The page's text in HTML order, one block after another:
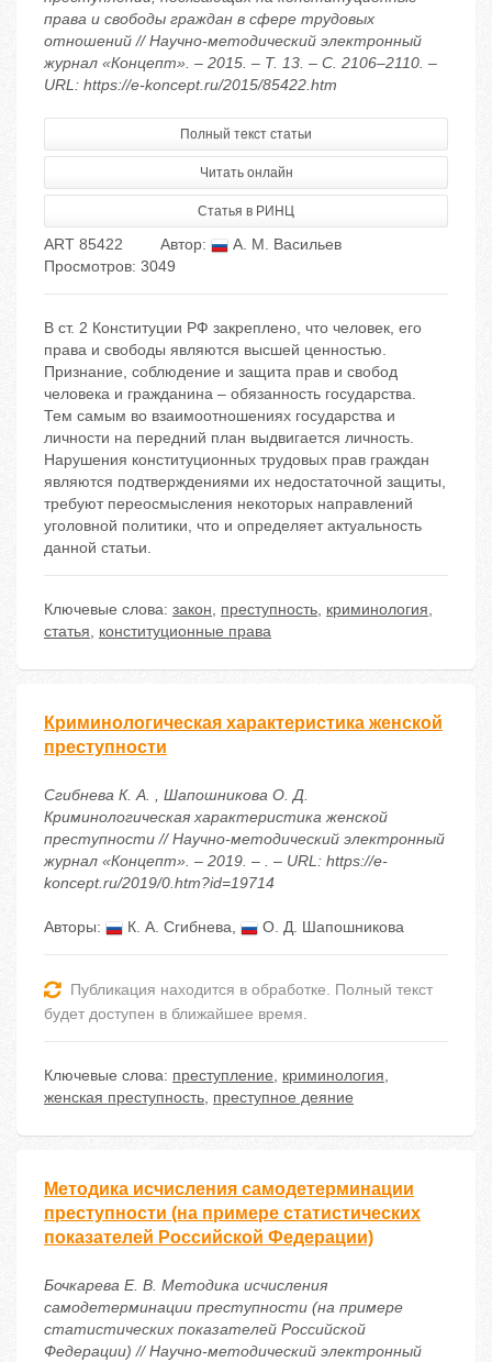
права и свободы граждан в сфере трудовых
отношений // Научно-методический электронный
журнал «Концепт». – 2015. – Т. 13. – С. 2106–2110. –
URL: https://e-koncept.ru/2015/85422.htm
Полный текст статьи
Читать онлайн
Статья в РИНЦ
ART 85422 Автор:
А. М. Васильев
Просмотров: 3049
В ст. 2 Конституции РФ закреплено, что человек, его
права и свободы являются высшей ценностью.
Признание, соблюдение и защита прав и свобод
человека и гражданина – обязанность государства.
Тем самым во взаимоотношениях государства и
личности на передний план выдвигается личность.
Нарушения конституционных трудовых прав граждан
являются подтверждениями их недостаточной защиты,
требуют переосмысления некоторых направлений
уголовной политики, что и определяет актуальность
данной статьи.
Ключевые слова: закон, преступность, криминология,
статья, конституционные права
Криминологическая характеристика женской
преступности
Сгибнева К. А. , Шапошникова О. Д.
Криминологическая характеристика женской
преступности // Научно-методический электронный
журнал «Концепт». – 2019. – . – URL: https://e-
koncept.ru/2019/0.htm?id=19714
Авторы: К. А. Сгибнева, О. Д. Шапошникова
Публикация находится в обработке. Полный текст
будет доступен в ближайшее время.
Ключевые слова: преступление криминология
женская преступность преступное деяние
Методика исчисления самодетерминации
преступности (на примере статистических
показателей Российской Федерации)
Бочкарева Е. В. Методика исчисления
самодетерминации преступности (на примере
статистических показателей Российской
Федерации) // Научно-методический электронный